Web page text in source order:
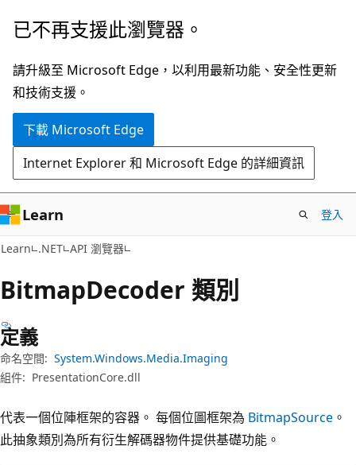
跳
主
要
內
跳
頁
面
內
覽
已不再支援此瀏覽器。
請升級至 Microsoft Edge，以利用最新功能、安全性更新
和技術支援。
下載 Microsoft Edge
Internet Explorer 和 Microsoft Edge 的詳細資訊
Learn 登入
Learn .NET API 瀏覽器
BitmapDecoder 類別
定義
命名空間: System.Windows.Media.Imaging
組件: PresentationCore.dll
代表一個位陣框架的容器。 每個位圖框架為 BitmapSource 。
此抽象類別為所有衍生解碼器物件提供基礎功能。